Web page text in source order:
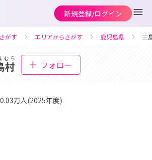
新規登録/ログイン
がす エリアからさがす 鹿児島県 三
むら
村 フォロー
0.03万人(2025年度)